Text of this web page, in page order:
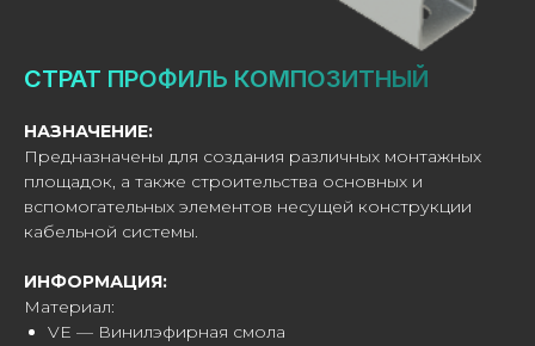
СТРАТ ПРОФИЛЬ КОМПОЗИТНЫЙ
НАЗНАЧЕНИЕ:
Предназначены для создания различных монтажных
площадок, а также строительства основных и
вспомогательных элементов несущей конструкции
кабельной системы.
ИНФОРМАЦИЯ:
Материал:
VE — Винилэфирная смола
Я даю согласие на обработку
персональных данных в соответствии с
ОТПРАВИТЬ